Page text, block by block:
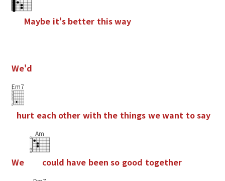
Maybe it's better thisway
We'd
Em7
hurt each other with the things wewant tosay
We
Am
could have been so good together